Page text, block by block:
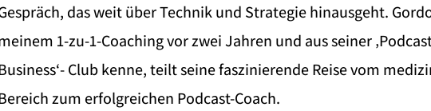
das weit über Technik und Strategie hinausgeht.
1-zu-1-Coaching vor zwei Jahren und aus seiner
Club kenne, teilt seine faszinierende Reise vom
zum erfolgreichen Podcast-Coach.